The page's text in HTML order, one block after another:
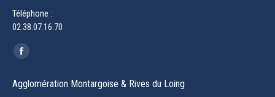
Téléphone :
02.38.07.16.70
Trouvez nous sur :
Facebook
opens
Agglomération Montargoise & Rives du Loing